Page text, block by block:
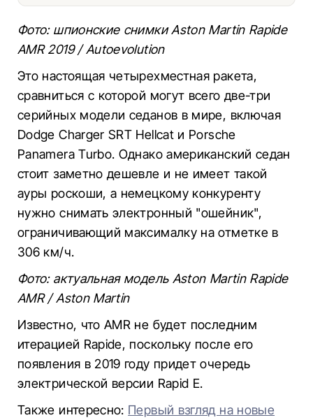
Фото: шпионские снимки Aston Martin Rapide
AMR 2019 / Аutoevolution
Это настоящая четырехместная ракета,
сравниться с которой могут всего две-три
серийных модели седанов в мире, включая
Dodge Charger SRT Hellcat и Porsche
Panamera Turbo. Однако американский седан
стоит заметно дешевле и не имеет такой
ауры роскоши, а немецкому конкуренту
нужно снимать электронный "ошейник",
ограничивающий максималку на отметке в
306 км/ч.
Фото: актуальная модель Aston Martin Rapide
AMR / Aston Martin
Известно, что AMR не будет последним
итерацией Rapide, поскольку после его
появления в 2019 году придет очередь
электрической версии Rapid E.
Также интересно: Первый взгляд на новые